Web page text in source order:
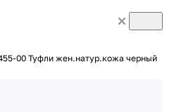
00 Туфли жен.натур.кожа черный